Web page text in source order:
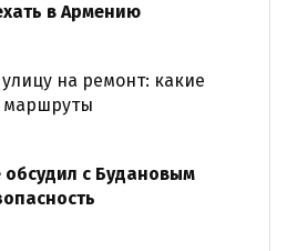
в Армению
на ремонт: какие
маршруты
с Будановым